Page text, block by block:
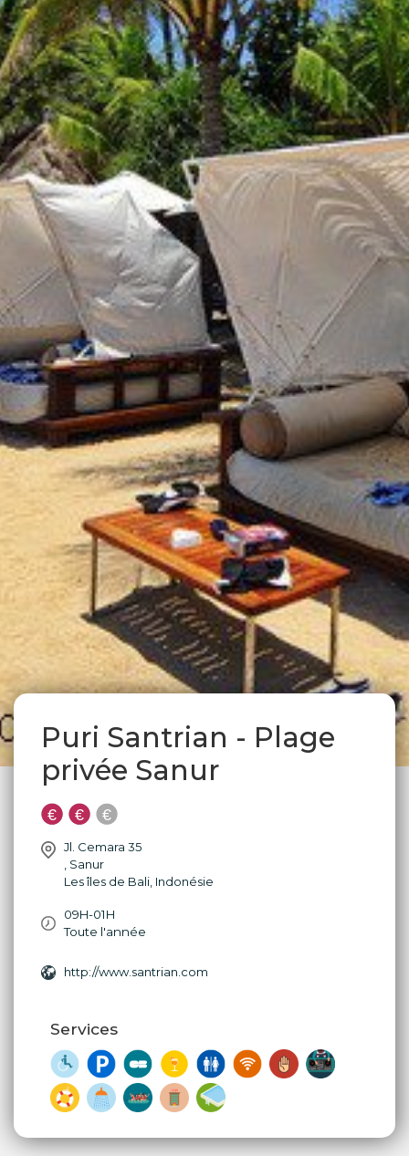
Puri Santrian - Plage
privée Sanur
Jl. Cemara 35
, Sanur
Les îles de Bali, Indonésie
09H-01H
Toute l'année
http://www.santrian.com
Services